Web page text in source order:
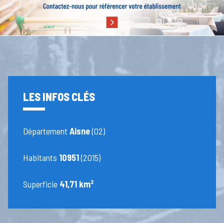
LES INFOS CLÉS
DépartementAisne(02)
Habitants 10951(2015)
Superficie 41,71 km²